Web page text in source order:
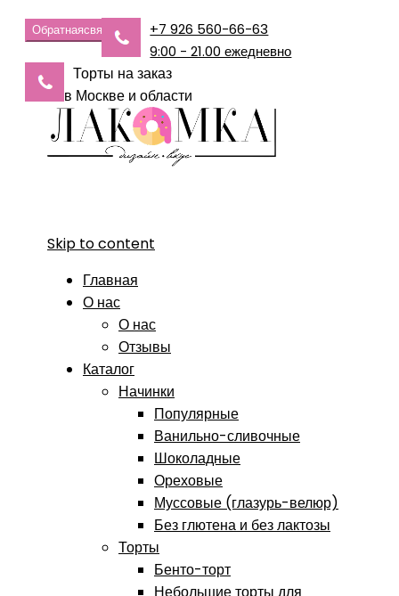
Обратнаясвязь
+7 926 560-66-63
9:00 - 21.00 ежедневно
Торты на заказ
в Москве и области
Skip to content
Главная
О нас
О нас
Отзывы
Каталог
Начинки
Популярные
Ванильно-сливочные
Шоколадные
Ореховые
Муссовые (глазурь-велюр)
Без глютена и без лактозы
Торты
Бенто-торт
Небольшие торты для